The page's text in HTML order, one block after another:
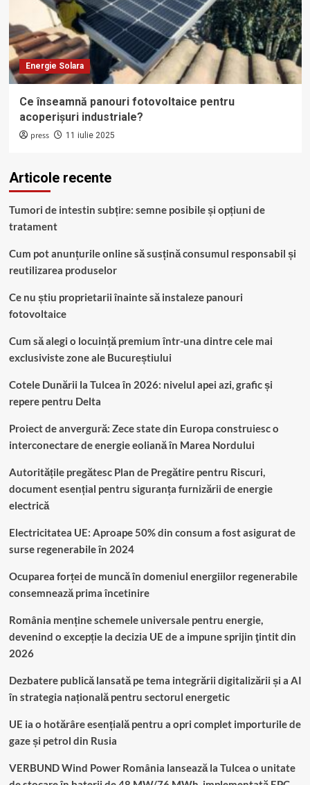
Energie Solara
Ce înseamnă panouri fotovoltaice pentru
acoperișuri industriale?
press 11 iulie 2025
Articole recente
Tumori de intestin subțire: semne posibile și opțiuni de
tratament
Cum pot anunțurile online să susțină consumul responsabil și
reutilizarea produselor
Ce nu știu proprietarii înainte să instaleze panouri
fotovoltaice
Cum să alegi o locuință premium într-una dintre cele mai
exclusiviste zone ale Bucureștiului
Cotele Dunării la Tulcea în 2026: nivelul apei azi, grafic și
repere pentru Delta
Proiect de anvergură: Zece state din Europa construiesc o
interconectare de energie eoliană în Marea Nordului
Autoritățile pregătesc Plan de Pregătire pentru Riscuri,
document esențial pentru siguranța furnizării de energie
electrică
Electricitatea UE: Aproape 50% din consum a fost asigurat de
surse regenerabile în 2024
Ocuparea forței de muncă în domeniul energiilor regenerabile
consemnează prima încetinire
România menține schemele universale pentru energie,
devenind o excepție la decizia UE de a impune sprijin ţintit din
2026
Dezbatere publică lansată pe tema integrării digitalizării și a AI
în strategia națională pentru sectorul energetic
UE ia o hotărâre esențială pentru a opri complet importurile de
gaze și petrol din Rusia
VERBUND Wind Power România lansează la Tulcea o unitate